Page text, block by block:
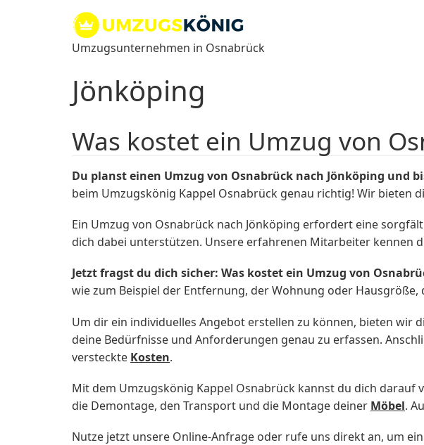
Umzugsunternehmen in Osnabrück
Jönköping
Was kostet ein Umzug von
Du planst einen Umzug von Osnabrück nach Jönköping und
beim Umzugskönig Kappel Osnabrück genau richtig! Wir bieten
Ein Umzug von Osnabrück nach Jönköping erfordert eine
dich dabei unterstützen. Unsere erfahrenen Mitarbeiter kennen
Jetzt fragst du dich sicher: Was kostet ein Umzug von
wie zum Beispiel der Entfernung, der Wohnung oder
Um dir ein individuelles Angebot erstellen zu können, bieten wir
deine Bedürfnisse und Anforderungen genau zu erfassen.
versteckte Kosten.
Mit dem Umzugskönig Kappel Osnabrück kannst du dich
die Demontage, den Transport und die Montage deiner Möbel.
Nutze jetzt unsere Online-Anfrage oder rufe uns direkt an, um